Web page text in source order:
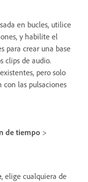
en bucles, utilice
y habilite el
para crear una base
clips de audio.
pero solo
con las pulsaciones
de tiempo >
, elige cualquiera de